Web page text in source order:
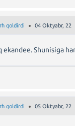
qoldirdi 04 Oktyabr, 22
ekandee. Shunisiga
qoldirdi 05 Oktyabr, 22